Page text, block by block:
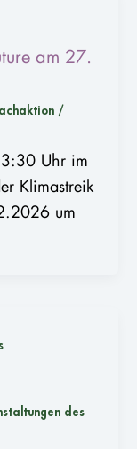
am 27.
/
Uhr im
Klimastreik
um
des